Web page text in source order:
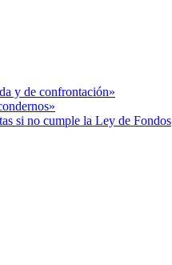
y de confrontación»
si no cumple la Ley de Fondos